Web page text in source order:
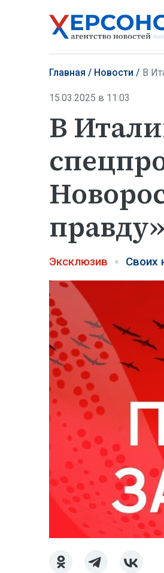
Главная Новости В
15.03.2025 в 11:03
В
правду»
Эксклюзив Своих